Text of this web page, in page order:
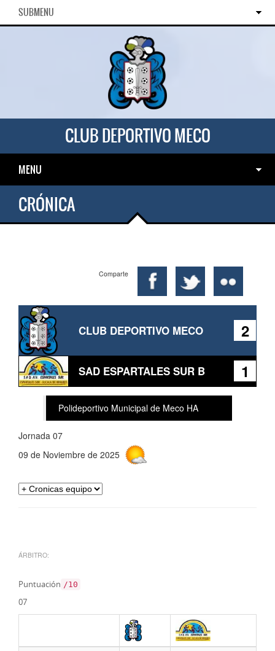
SUBMENU
CLUB DEPORTIVO MECO
MENU
CRÓNICA
Comparte
CLUB DEPORTIVO MECO 2
SAD ESPARTALES SUR B 1
Polideportivo Municipal de Meco HA
Jornada 07
09 de Noviembre de 2025
ÁRBITRO:
Puntuación /10
07